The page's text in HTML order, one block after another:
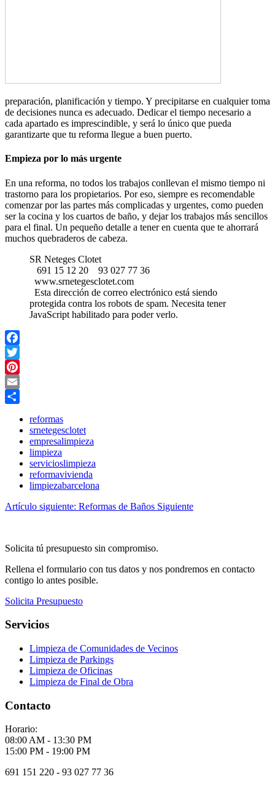
preparación, planificación y tiempo. Y precipitarse en cualquier toma
de decisiones nunca es adecuado. Dedicar el tiempo necesario a
cada apartado es imprescindible, y será lo único que pueda
garantizarte que tu reforma llegue a buen puerto.
Empieza por lo más urgente
En una reforma, no todos los trabajos conllevan el mismo tiempo ni
trastorno para los propietarios. Por eso, siempre es recomendable
comenzar por las partes más complicadas y urgentes, como pueden
ser la cocina y los cuartos de baño, y dejar los trabajos más sencillos
para el final. Un pequeño detalle a tener en cuenta que te ahorrará
muchos quebraderos de cabeza.
SR Neteges Clotet
691 15 12 20
93 027 77 36
www.srnetegesclotet.com
Esta dirección de correo electrónico está siendo
protegida contra los robots de spam. Necesita tener
JavaScript habilitado para poder verlo.
Facebook
Twitter
Pinterest
Email
reformas
srnetegesclotet
empresalimpieza
limpieza
servicioslimpieza
reformavivienda
limpiezabarcelona
Artículo siguiente: Reformas de Baños Siguiente
Solicita tú presupuesto sin compromiso.
Rellena el formulario con tus datos y nos pondremos en contacto
contigo lo antes posible.
Solicita Presupuesto
Servicios
Limpieza de Comunidades de Vecinos
Limpieza de Parkings
Limpieza de Oficinas
Limpieza de Final de Obra
Contacto
Horario:
08:00 AM - 13:30 PM
15:00 PM - 19:00 PM
691 151 220 - 93 027 77 36